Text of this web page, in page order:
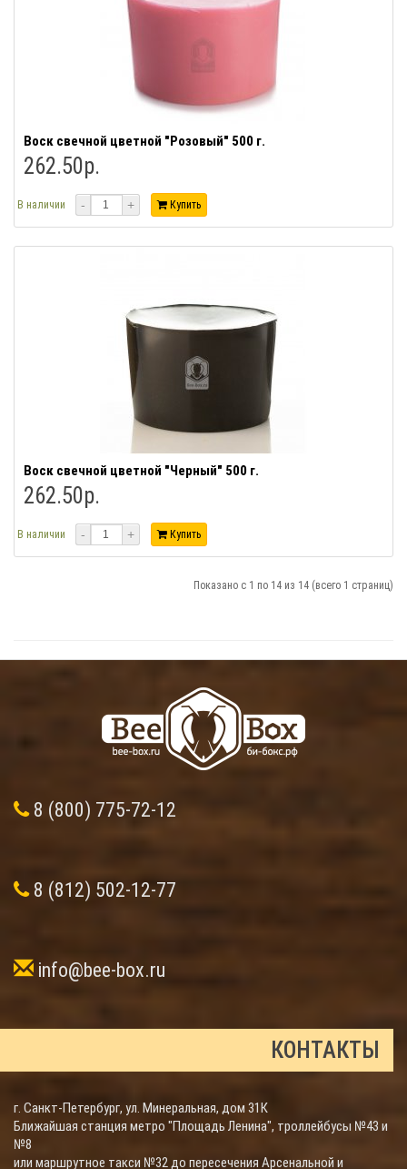
Воск свечной цветной "Розовый" 500 г.
262.50р.
В наличии - + Купить
Воск свечной цветной "Черный" 500 г.
262.50р.
В наличии - + Купить
Показано с 1 по 14 из 14 (всего 1 страниц)
8 (800) 775-72-12
8 (812) 502-12-77
info@bee-box.ru
КОНТАКТЫ
г. Санкт-Петербург, ул. Минеральная, дом 31К
Ближайшая станция метро "Площадь Ленина", троллейбусы №43 и
№8
или маршрутное такси №32 до пересечения Арсенальной и